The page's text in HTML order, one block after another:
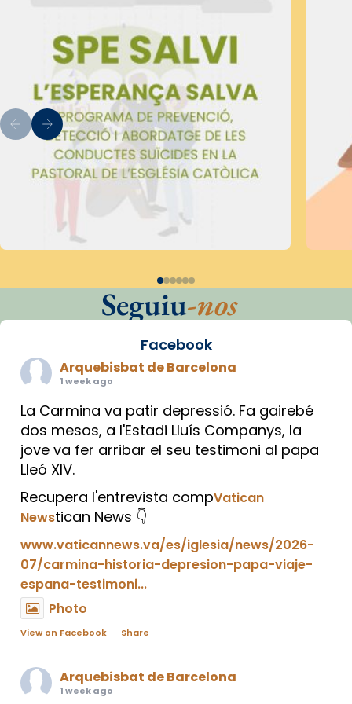
Seguiu-nos
Facebook
Arquebisbat de Barcelona
1 week ago
La Carmina va patir depressió. Fa gairebé
dos mesos, a l'Estadi Lluís Companys, la
jove va fer arribar el seu testimoni al papa
Lleó XIV.
Recupera l'entrevista compVatican
Newstican News 👇
www.vaticannews.va/es/iglesia/news/2026-
07/carmina-historia-depresion-papa-viaje-
espana-testimoni...
Photo
View on Facebook · Share
Arquebisbat de Barcelona
1 week ago